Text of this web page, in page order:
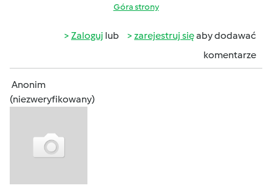
Góra strony
Zaloguj lub zarejestruj sięaby dodawać
komentarze
Anonim
(niezweryfikowany)